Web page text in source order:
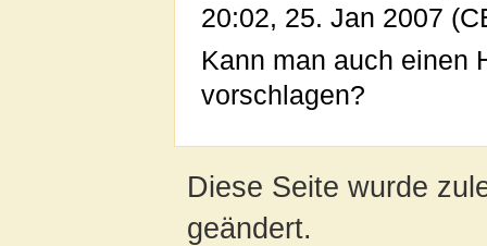
20:02, 25. Jan 2007
Kann man auch einen
vorschlagen?
Diese Seite wurde
geändert.